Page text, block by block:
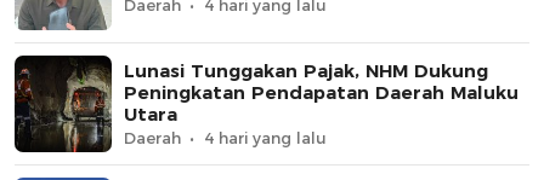
Daerah 4 hari yang lalu
Lunasi Tunggakan Pajak, NHM Dukung
Peningkatan Pendapatan Daerah Maluku
Utara
Daerah 4 hari yang lalu